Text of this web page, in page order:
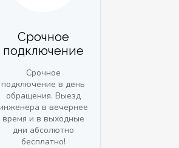
Срочное
подключение
Срочное
подключение в день
обращения. Выезд
в вечернее
время и в выходные
дни абсолютно
бесплатно!